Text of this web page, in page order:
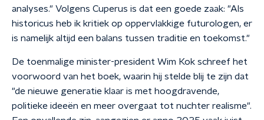
analyses." Volgens Cuperus is dat een goede zaak: "Als
historicus heb ik kritiek op oppervlakkige futurologen, er
is namelijk altijd een balans tussen traditie en toekomst."
De toenmalige minister-president Wim Kok schreef het
voorwoord van het boek, waarin hij stelde blij te zijn dat
"de nieuwe generatie klaar is met hoogdravende,
politieke ideeën en meer overgaat tot nuchter realisme".